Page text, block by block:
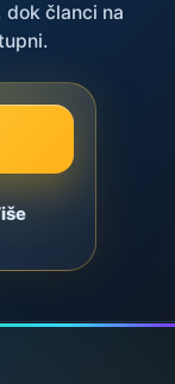
dok članci na